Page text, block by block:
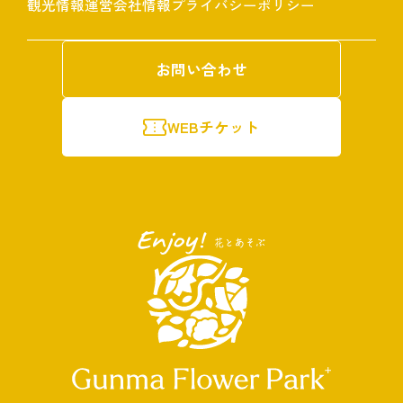
観光情報運営会社情報プライバシーポリシー
お問い合わせ
WEBチケット